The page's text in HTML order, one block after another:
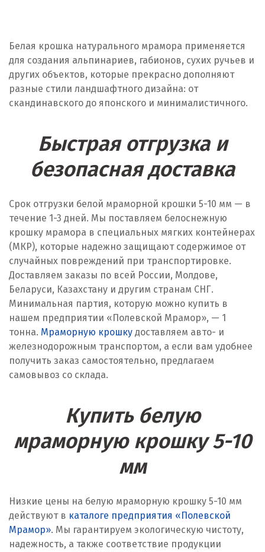
Белая крошка натурального мрамора применяется
для создания альпинариев, габионов, сухих ручьев и
других объектов, которые прекрасно дополняют
разные стили ландшафтного дизайна: от
скандинавского до японского и минималистичного.
Быстрая отгрузка и
безопасная доставка
Срок отгрузки белой мраморной крошки 5-10 мм — в
течение 1-3 дней. Мы поставляем белоснежную
крошку мрамора в специальных мягких контейнерах
(МКР), которые надежно защищают содержимое от
случайных повреждений при транспортировке.
Доставляем заказы по всей России, Молдове,
Беларуси, Казахстану и другим странам СНГ.
Минимальная партия, которую можно купить в
нашем предприятии «Полевской Мрамор», — 1
тонна. Мраморную крошку доставляем авто- и
железнодорожным транспортом, а если вам удобнее
получить заказ самостоятельно, предлагаем
самовывоз со склада.
Купить белую
мраморную крошку 5-10
мм
Низкие цены на белую мраморную крошку 5-10 мм
действуют в каталоге предприятия «Полевской
Мрамор». Мы гарантируем экологическую чистоту,
надежность, а также соответствие продукции